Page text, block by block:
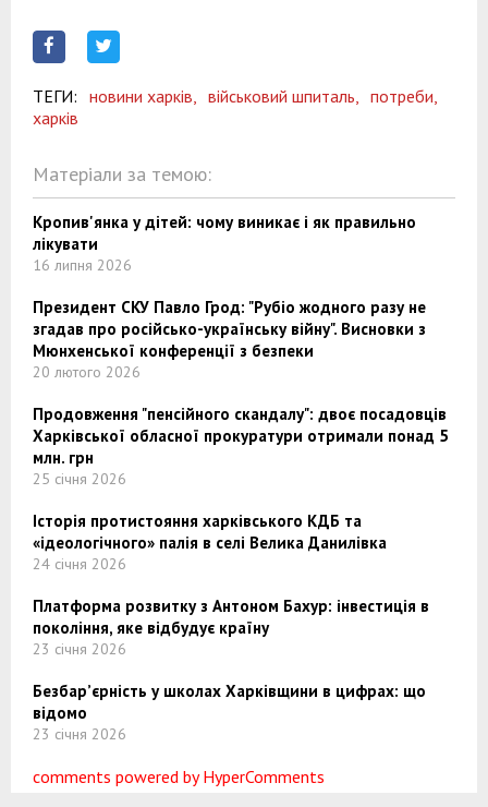
ТЕГИ: новини харків, військовий шпиталь,
потреби,
харків
Матеріали за темою:
Кропив'янка у дітей: чому виникає і як правильно
лікувати
16 липня 2026
Президент СКУ Павло Грод: "Рубіо жодного разу не
згадав про російсько-українську війну". Висновки з
Мюнхенської конференції з безпеки
20 лютого 2026
Продовження "пенсійного скандалу": двоє посадовців
Харківської обласної прокуратури отримали понад 5
млн. грн
25 січня 2026
Історія протистояння харківського КДБ та
«ідеологічного» палія в селі Велика Данилівка
24 січня 2026
Платформа розвитку з Антоном Бахур: інвестиція в
покоління, яке відбудує країну
23 січня 2026
Безбар’єрність у школах Харківщини в цифрах: що
відомо
23 січня 2026
comments powered by HyperComments